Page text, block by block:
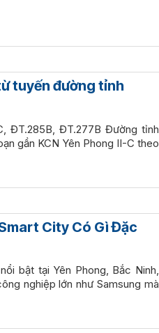
tuyến đường tỉnh
ĐT.285B, ĐT.277B Đường tỉnh
gần KCN Yên Phong II-C theo
City Có Gì Đặc
bật tại Yên Phong, Bắc Ninh,
nghiệp lớn như Samsung mà